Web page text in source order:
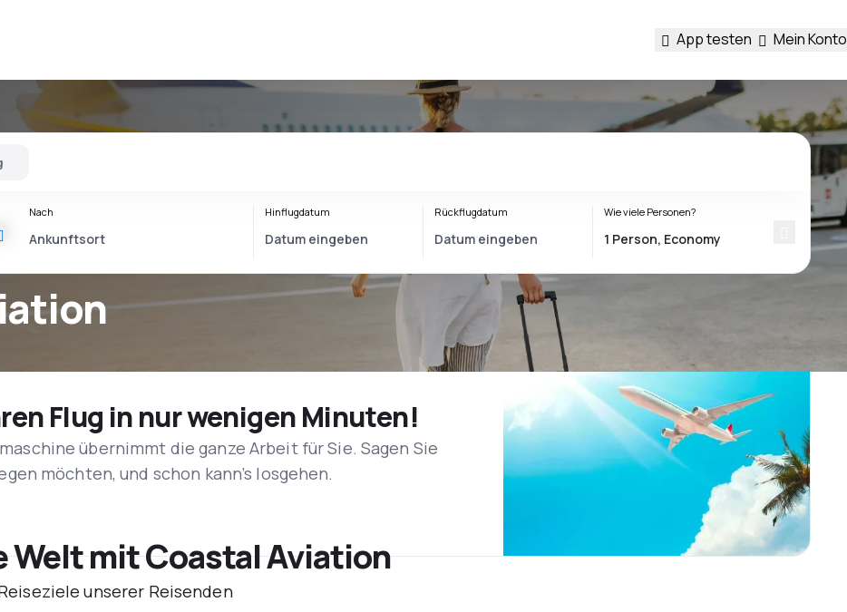
App testen Mein Konto
Nach Hinflugdatum Rückflugdatum Wie viele Personen?
Flug in nur wenigen Minuten!
übernimmt die ganze Arbeit für Sie. Sagen Sie
möchten, und schon kann’s losgehen.
Welt mit Coastal Aviation
unserer Reisenden